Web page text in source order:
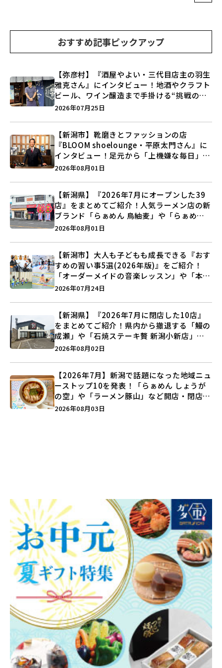
おすすめ記事ピックアップ
【弥彦村】『酒屋やよい・三代目店主の羽生
雅克さん』にインタビュー！地酒やクラフト
ビール、ワイン醸造まで手掛ける“挑戦の歴
史”に迫る♪
2026年07月25日
【新潟市】靴磨きとファッションの店
『BLOOM shoelounge・平原太門さん』に
インタビュー！足元から「上機嫌な毎日」を
つくる装いの提案とは？
2026年08月01日
【新潟県】『2026年7月にオープンした39
店』をまとめてご紹介！人気ラーメン店の新
ブランド「らぁめん 鳥紬麦」や「らぁめん
しょうがの空」など盛りだくさん♪
2026年08月01日
【新潟市】大人も子どもも成長できる『おす
すめの習い事5選(2026年版)』をご紹介！
「オーダーメイドの音楽レッスン」や「本格
キックボクシング」で新しい自分を見つけよ
2026年07月24日
【新潟県】『2026年7月に閉店した10店』
をまとめてご紹介！県内から撤退する「鰻の
成瀬」や「石焼ステーキ贅 新潟小新店」が
営業に幕…。
2026年08月02日
【2026年7月】新潟で話題になった地域ニュ
ーストップ10を発表！「らぁめん しょうが
の空」や「ラーメン豚山」など開店・閉店の
注目記事をランキングでご紹介♪
2026年08月03日